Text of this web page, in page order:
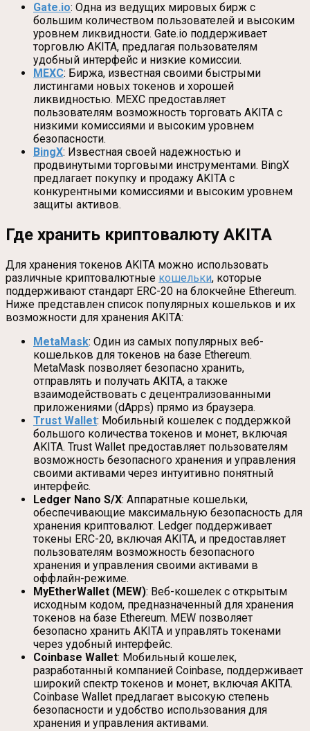
Gate.io: Одна из ведущих мировых бирж с
большим количеством пользователей и высоким
уровнем ликвидности. Gate.io поддерживает
торговлю AKITA, предлагая пользователям
удобный интерфейс и низкие комиссии.
MEXC: Биржа, известная своими быстрыми
листингами новых токенов и хорошей
ликвидностью. MEXC предоставляет
пользователям возможность торговать AKITA с
низкими комиссиями и высоким уровнем
безопасности.
BingX: Известная своей надежностью и
продвинутыми торговыми инструментами. BingX
предлагает покупку и продажу AKITA с
конкурентными комиссиями и высоким уровнем
защиты активов.
Где хранить криптовалюту AKITA
Для хранения токенов AKITA можно использовать
различные криптовалютные кошельки, которые
поддерживают стандарт ERC-20 на блокчейне Ethereum.
Ниже представлен список популярных кошельков и их
возможности для хранения AKITA:
MetaMask: Один из самых популярных веб-
кошельков для токенов на базе Ethereum.
MetaMask позволяет безопасно хранить,
отправлять и получать AKITA, а также
взаимодействовать с децентрализованными
приложениями (dApps) прямо из браузера.
Trust Wallet: Мобильный кошелек с поддержкой
большого количества токенов и монет, включая
AKITA. Trust Wallet предоставляет пользователям
возможность безопасного хранения и управления
своими активами через интуитивно понятный
интерфейс.
Ledger Nano S/X: Аппаратные кошельки,
обеспечивающие максимальную безопасность для
хранения криптовалют. Ledger поддерживает
токены ERC-20, включая AKITA, и предоставляет
пользователям возможность безопасного
хранения и управления своими активами в
оффлайн-режиме.
MyEtherWallet (MEW): Веб-кошелек с открытым
исходным кодом, предназначенный для хранения
токенов на базе Ethereum. MEW позволяет
безопасно хранить AKITA и управлять токенами
через удобный интерфейс.
Coinbase Wallet: Мобильный кошелек,
разработанный компанией Coinbase, поддерживает
широкий спектр токенов и монет, включая AKITA.
Coinbase Wallet предлагает высокую степень
безопасности и удобство использования для
хранения и управления активами.